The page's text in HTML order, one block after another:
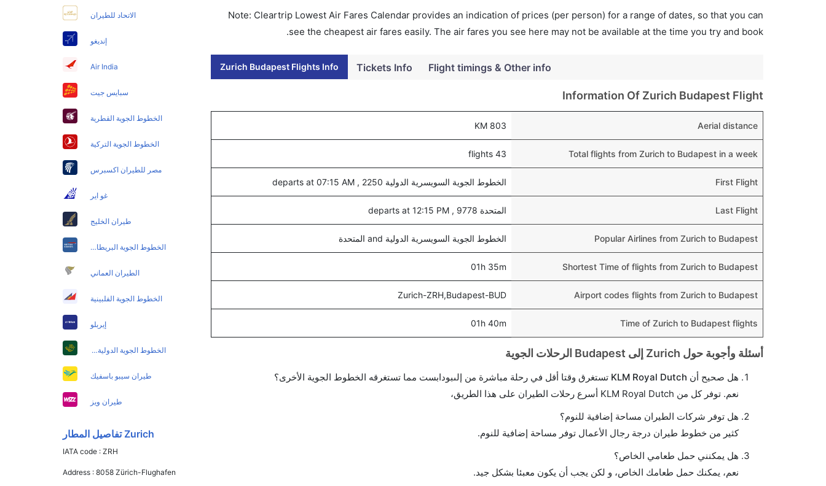
Note: Cleartrip Lowest Air Fares Calendar provides an indication of prices (per person) for a range of dates, so that you can
see the cheapest air fares easily. The air fares you see here may not be available at the time you try and book.
Zurich Budapest Flights Info Tickets Info Flight timings & Other info
Information Of Zurich Budapest Flight
Aerial distance
803 KM
Total flights from Zurich to Budapest in a week
43 flights
First Flight الخطوط الجوية السويسرية الدولية 2250 , departs at 07:15 AM
Last Flight المتحدة 9778 , departs at 12:15 PM
Popular Airlines from Zurich to Budapest الخطوط الجوية السويسرية الدولية and المتحدة
Shortest Time of flights from Zurich to Budapest
01h 35m
Airport codes flights from Zurich to Budapest
Zurich-ZRH,Budapest-BUD
Time of Zurich to Budapest flights
01h 40m
أسئلة وأجوبة حول Zurich إلى Budapest الرحلات الجوية
هل صحيح أن KLM Royal Dutch تستغرق وقتا أقل في رحلة مباشرة من إلىبودابست مما تستغرقه الخطوط الجوية الأخرى؟
نعم. توفر كل من KLM Royal Dutch أسرع رحلات الطيران على هذا الطريق،
هل توفر شركات الطيران مساحة إضافية للنوم؟
كثير من خطوط طيران درجة رجال الأعمال توفر مساحة إضافية للنوم.
هل يمكنني حمل طعامي الخاص؟
نعم، يمكنك حمل طعامك الخاص، و لكن يجب أن يكون معبئا بشكل جيد.
الاتحاد للطيران
إنديغو
Air India
سبايس جيت
الخطوط الجوية القطرية
الخطوط الجوية التركية
مصر للطيران اكسبرس
غو اير
طيران الخليج
الخطوط الجوية البريطانية
الطيران العماني
الخطوط الجوية الفلبينية
إيربلو
الخطوط الجوية الدولية الباكستانية
طيران سيبو باسفيك
طيران ويز
Zurich تفاصيل المطار
IATA code :ZRH
Address :8058 Zürich-Flughafen